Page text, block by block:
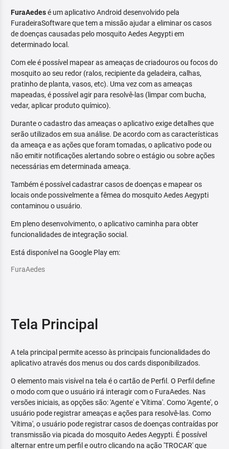
FuraAedesé um aplicativo Android desenvolvido pela
FuradeiraSoftware que tem a missão ajudar a eliminar os casos
de doenças causadas pelo mosquito Aedes Aegypti em
determinado local.
Com ele é possível mapear as ameaças de criadouros ou focos do
mosquito ao seu redor (ralos, recipiente da geladeira, calhas,
pratinho de planta, vasos, etc). Uma vez com as ameaças
mapeadas, é possível agir para resolvê-las (limpar com bucha,
vedar, aplicar produto químico).
Durante o cadastro das ameaças o aplicativo exige detalhes que
serão utilizados em sua análise. De acordo com as características
da ameaça e as ações que foram tomadas, o aplicativo pode ou
não emitir notificações alertando sobre o estágio ou sobre ações
necessárias em determinada ameaça.
Também é possível cadastrar casos de doenças e mapear os
locais onde possivelmente a fêmea do mosquito Aedes Aegypti
contaminou o usuário.
Em pleno desenvolvimento, o aplicativo caminha para obter
funcionalidades de integração social.
Está disponível na Google Play em:
FuraAedes
Tela Principal
A tela principal permite acesso às principais funcionalidades do
aplicativo através dos menus ou dos cards disponibilizados.
O elemento mais visível na tela é o cartão de Perfil. O Perfil define
o modo com que o usuário irá interagir com o FuraAedes. Nas
versões iniciais, as opções são: 'Agente' e 'Vítima'. Como 'Agente', o
usuário pode registrar ameaças e ações para resolvê-las. Como
'Vítima', o usuário pode registrar casos de doenças contraídas por
transmissão via picada do mosquito Aedes Aegypti. É possível
alternar entre um perfil e outro clicando na ação 'TROCAR' que